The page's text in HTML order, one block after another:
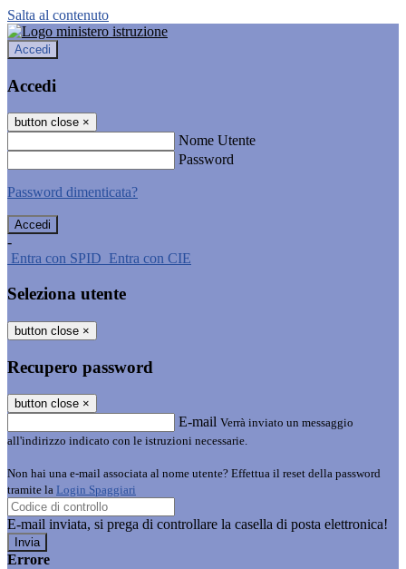
Salta al contenuto
Accedi
Accedi
button close ×
Nome Utente
Password
Password dimenticata?
-
Entra con SPID Entra con CIE
Seleziona utente
button close ×
Recupero password
button close ×
E-mail Verrà inviato un messaggio
all'indirizzo indicato con le istruzioni necessarie.
Non hai una e-mail associata al nome utente? Effettua il reset della password
tramite la Login Spaggiari
E-mail inviata, si prega di controllare la casella di posta elettronica!
Errore